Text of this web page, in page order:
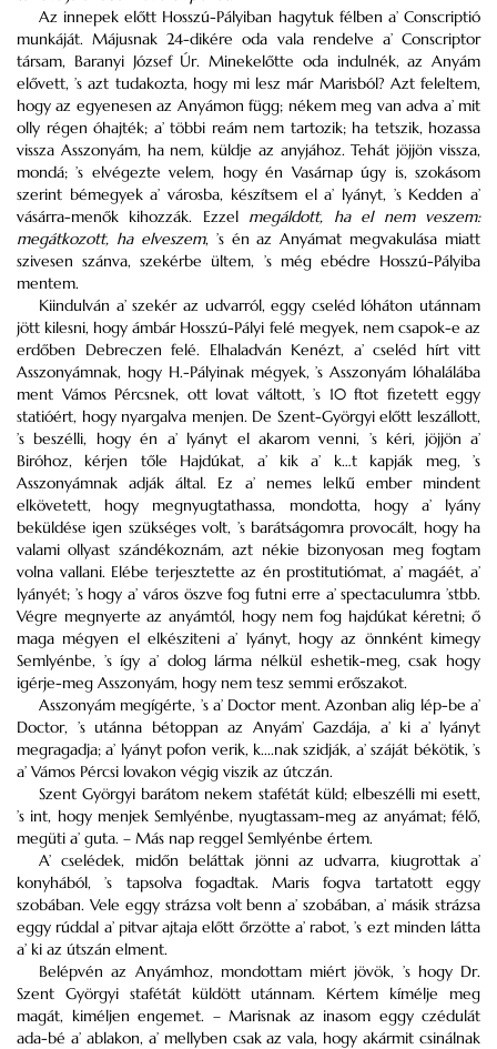
Az innepek előtt Hosszú-Pályiban hagytuk félben a’ Conscriptió
munkáját. Májusnak 24-dikére oda vala rendelve a’ Conscriptor
társam, Baranyi József Úr. Minekelőtte oda indulnék, az Anyám
elővett, ’s azt tudakozta, hogy mi lesz már Marisból? Azt feleltem,
hogy az egyenesen az Anyámon függ; nékem meg van adva a’ mit
olly régen óhajték; a’ többi reám nem tartozik; ha tetszik, hozassa
vissza Asszonyám, ha nem, küldje az anyjához. Tehát jöjjön vissza,
mondá; ’s elvégezte velem, hogy én Vasárnap úgy is, szokásom
szerint bémegyek a’ városba, készítsem el a’ lyányt, ’s Kedden a’
vásárra-menők kihozzák. Ezzel megáldott, ha el nem veszem:
megátkozott, ha elveszem, ’s én az Anyámat megvakulása miatt
szivesen szánva, szekérbe ültem, ’s még ebédre Hosszú-Pályiba
mentem.
Kiindulván a’ szekér az udvarról, eggy cseléd lóháton utánnam
jött kilesni, hogy ámbár Hosszú-Pályi felé megyek, nem csapok-e az
erdőben Debreczen felé. Elhaladván Kenézt, a’ cseléd hírt vitt
Asszonyámnak, hogy H.-Pályinak mégyek, ’s Asszonyám lóhalálába
ment Vámos Pércsnek, ott lovat váltott, ’s 10 ftot fizetett eggy
statióért, hogy nyargalva menjen. De Szent-Györgyi előtt leszállott,
’s beszélli, hogy én a’ lyányt el akarom venni, ’s kéri, jöjjön a’
Biróhoz, kérjen tőle Hajdúkat, a’ kik a’ k…t kapják meg, ’s
Asszonyámnak adják által. Ez a’ nemes lelkű ember mindent
elkövetett, hogy megnyugtathassa, mondotta, hogy a’ lyány
beküldése igen szükséges volt, ’s barátságomra provocált, hogy ha
valami ollyast szándékoznám, azt nékie bizonyosan meg fogtam
volna vallani. Elébe terjesztette az én prostitutiómat, a’ magáét, a’
lyányét; ’s hogy a’ város öszve fog futni erre a’ spectaculumra ’stbb.
Végre megnyerte az anyámtól, hogy nem fog hajdúkat kéretni; ő
maga mégyen el elkésziteni a’ lyányt, hogy az önnként kimegy
Semlyénbe, ’s így a’ dolog lárma nélkül eshetik-meg, csak hogy
igérje-meg Asszonyám, hogy nem tesz semmi erőszakot.
Asszonyám megígérte, ’s a’ Doctor ment. Azonban alig lép-be a’
Doctor, ’s utánna bétoppan az Anyám’ Gazdája, a’ ki a’ lyányt
megragadja; a’ lyányt pofon verik, k....nak szidják, a’ száját békötik, ’s
a’ Vámos Pércsi lovakon végig viszik az útczán.
Szent Györgyi barátom nekem stafétát küld; elbeszélli mi esett,
’s int, hogy menjek Semlyénbe, nyugtassam-meg az anyámat; félő,
megüti a’ guta. – Más nap reggel Semlyénbe értem.
A’ cselédek, midőn beláttak jönni az udvarra, kiugrottak a’
konyhából, ’s tapsolva fogadtak. Maris fogva tartatott eggy
szobában. Vele eggy strázsa volt benn a’ szobában, a’ másik strázsa
eggy rúddal a’ pitvar ajtaja előtt őrzötte a’ rabot, ’s ezt minden látta
a’ ki az útszán elment.
Belépvén az Anyámhoz, mondottam miért jövök, ’s hogy Dr.
Szent Györgyi stafétát küldött utánnam. Kértem kímélje meg
magát, kiméljen engemet. – Marisnak az inasom eggy czédulát
ada-bé a’ ablakon, a’ mellyben csak az vala, hogy akármit csinálnak